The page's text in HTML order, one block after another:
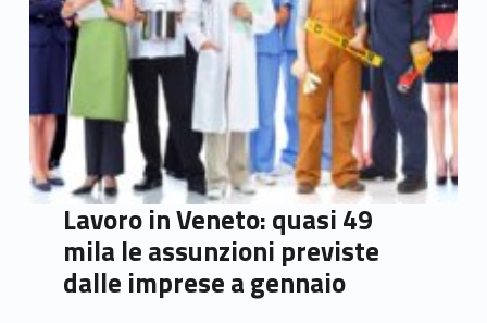
Lavoro in Veneto: quasi 49
mila le assunzioni previste
dalle imprese a gennaio